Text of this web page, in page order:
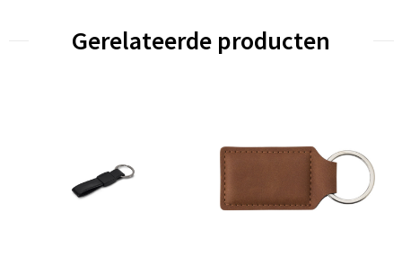
Gerelateerde producten